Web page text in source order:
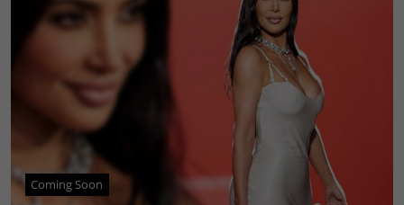
Coming Soon